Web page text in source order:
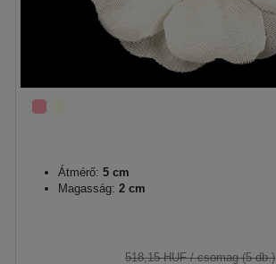
Átmérő: 5 cm
Magasság: 2 cm
518,15 HUF/ csomag (5 db.)